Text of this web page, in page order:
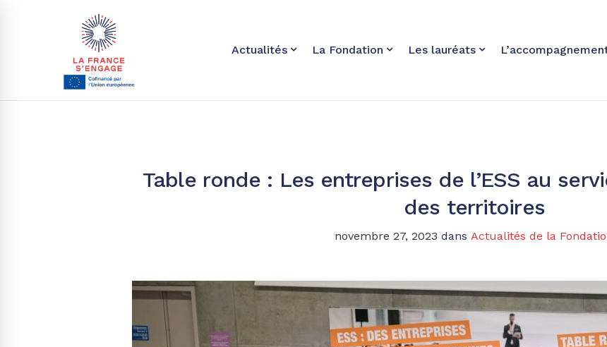
Actualités La Fondation Les lauréats
Table ronde : Les entreprises de l’ESS au
des territoires
novembre 27, 2023 dans Actualités de la